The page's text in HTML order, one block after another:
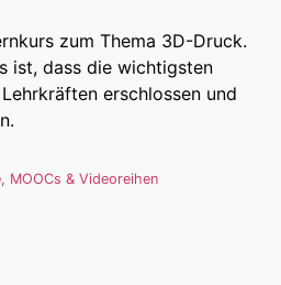
zum Thema 3D-Druck.
ist, dass die wichtigsten
erschlossen und
MOOCs & Videoreihen